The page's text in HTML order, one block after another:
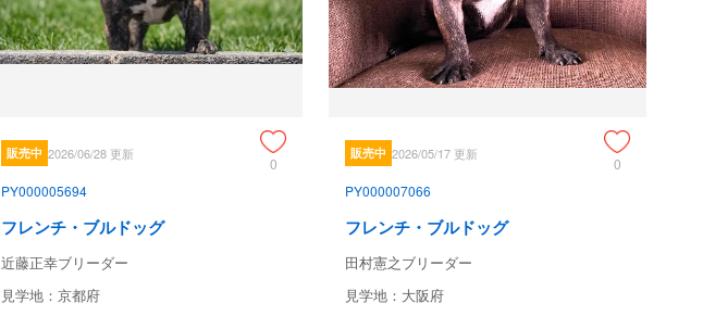
販売中 2026/06/28 更新
0
PY000005694
フレンチ・ブルドッグ
近藤正幸ブリーダー
見学地：京都府
販売中 2026/05/17 更新
0
PY000007066
フレンチ・ブルドッグ
田村憲之ブリーダー
見学地：大阪府